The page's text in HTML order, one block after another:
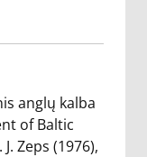
anglų kalba
of Baltic
Zeps (1976),